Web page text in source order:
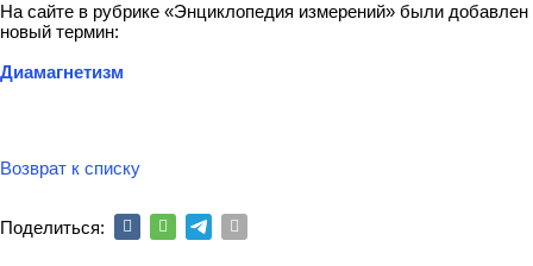
На сайте в рубрике «Энциклопедия измерений» были добавлен
новый термин:
Диамагнетизм
Возврат к списку
Поделиться: